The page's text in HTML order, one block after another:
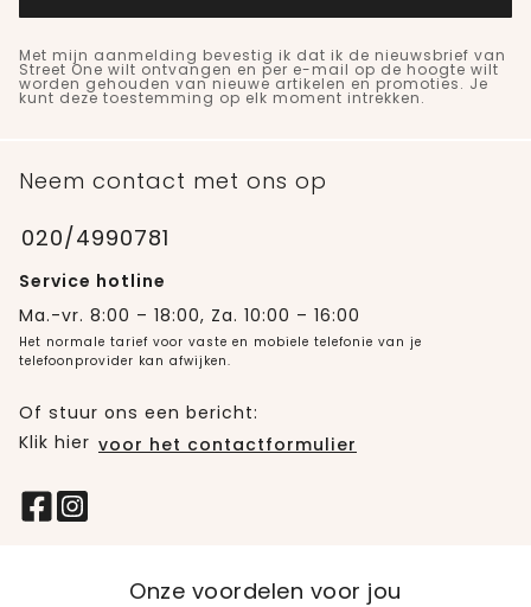
Met mijn aanmelding bevestig ik dat ik de nieuwsbrief van
Street One wilt ontvangen en per e-mail op de hoogte wilt
worden gehouden van nieuwe artikelen en promoties. Je
kunt deze toestemming op elk moment intrekken.
Neem contact met ons op
020/4990781
Service hotline
Ma.-vr. 8:00 – 18:00, Za. 10:00 – 16:00
Het normale tarief voor vaste en mobiele telefonie van je
telefoonprovider kan afwijken.
Of stuur ons een bericht:
Klik hier voor het contactformulier
Onze voordelen voor jou